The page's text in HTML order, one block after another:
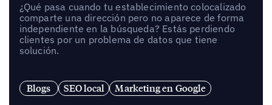
¿Qué pasa cuando tu establecimiento colocalizado
comparte una dirección pero no aparece de forma
independiente en la búsqueda? Estás perdiendo
clientes por un problema de datos que tiene
solución.
Blogs SEO local Marketing en Google